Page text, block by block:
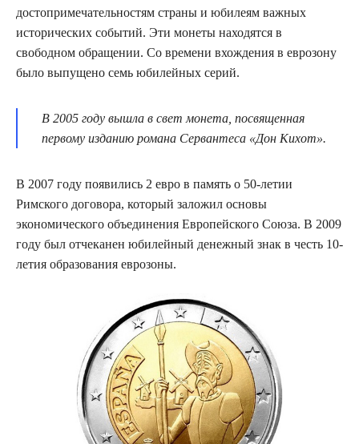
достопримечательностям страны и юбилеям важных
исторических событий. Эти монеты находятся в
свободном обращении. Со времени вхождения в еврозону
было выпущено семь юбилейных серий.
В 2005 году вышла в свет монета, посвященная
первому изданию романа Сервантеса «Дон Кихот».
В 2007 году появились 2 евро в память о 50-летии
Римского договора, который заложил основы
экономического объединения Европейского Союза. В 2009
году был отчеканен юбилейный денежный знак в честь 10-
летия образования еврозоны.